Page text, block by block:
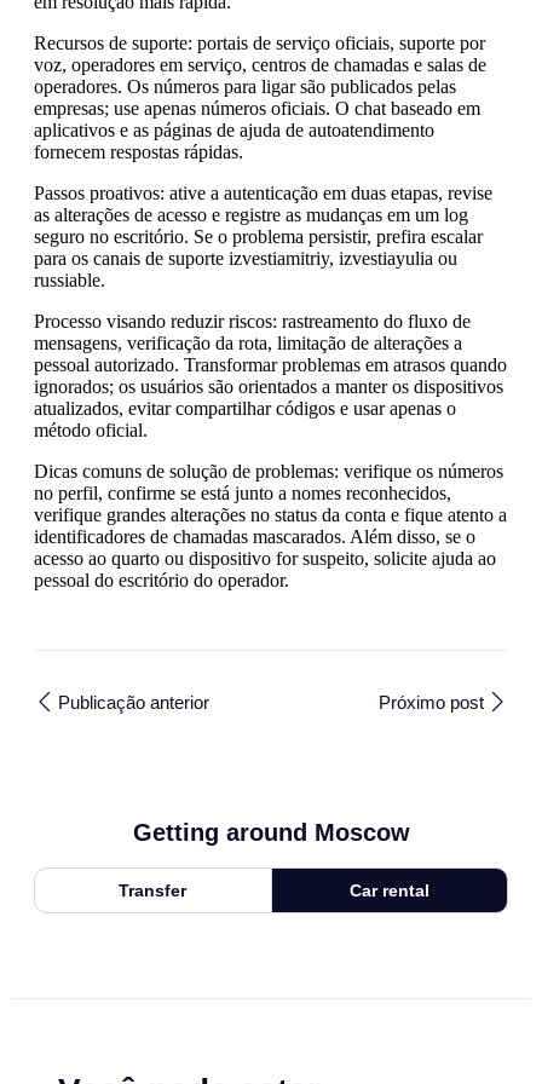
Recursos de suporte: portais de serviço oficiais, suporte por
voz, operadores em serviço, centros de chamadas e salas de
operadores. Os números para ligar são publicados pelas
empresas; use apenas números oficiais. O chat baseado em
aplicativos e as páginas de ajuda de autoatendimento
fornecem respostas rápidas.
Passos proativos: ative a autenticação em duas etapas, revise
as alterações de acesso e registre as mudanças em um log
seguro no escritório. Se o problema persistir, prefira escalar
para os canais de suporte izvestiamitriy, izvestiayulia ou
russiable.
Processo visando reduzir riscos: rastreamento do fluxo de
mensagens, verificação da rota, limitação de alterações a
pessoal autorizado. Transformar problemas em atrasos quando
ignorados; os usuários são orientados a manter os dispositivos
atualizados, evitar compartilhar códigos e usar apenas o
método oficial.
Dicas comuns de solução de problemas: verifique os números
no perfil, confirme se está junto a nomes reconhecidos,
verifique grandes alterações no status da conta e fique atento a
identificadores de chamadas mascarados. Além disso, se o
acesso ao quarto ou dispositivo for suspeito, solicite ajuda ao
pessoal do escritório do operador.
Publicação anterior Próximo post
Getting around Moscow
Transfer Car rental